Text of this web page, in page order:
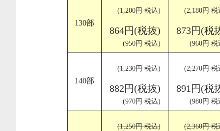
130部
(1,200円 税込)
864円(税抜)
(950円 税込)
(2,180円 税
873円(税
(960円 税
140部
(1,230円 税込)
882円(税抜)
(970円 税込)
(2,270円 税
891円(税
(980円 税
(1,250円 税込) (2,360円 税